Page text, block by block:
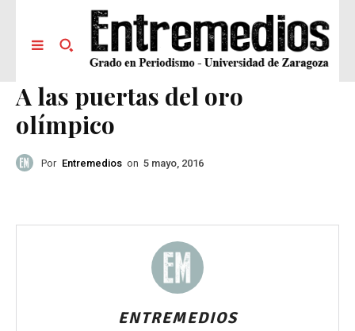
A las puertas del oro
olímpico
Por Entremedios on 5 mayo, 2016
ENTREMEDIOS